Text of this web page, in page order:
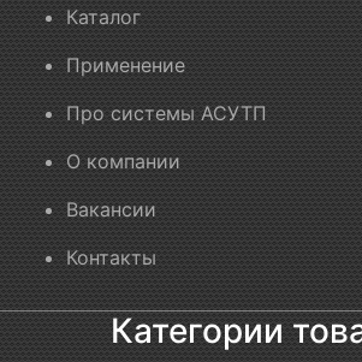
Каталог
Применение
Про системы АСУТП
О компании
Вакансии
Контакты
Категории